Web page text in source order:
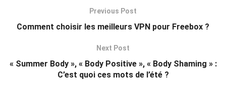
Previous Post
Comment choisir les meilleurs VPN pour Freebox ?
Next Post
« Summer Body », « Body Positive », « Body Shaming » :
C’est quoi ces mots de l’été ?